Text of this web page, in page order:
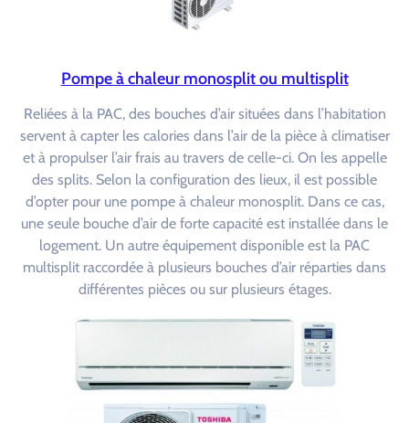
Pompe à chaleur monosplit ou multisplit
Reliées à la PAC, des bouches d’air situées dans l’habitation
servent à capter les calories dans l’air de la pièce à climatiser
et à propulser l’air frais au travers de celle-ci. On les appelle
des splits. Selon la configuration des lieux, il est possible
d’opter pour une pompe à chaleur monosplit. Dans ce cas,
une seule bouche d’air de forte capacité est installée dans le
logement. Un autre équipement disponible est la PAC
multisplit raccordée à plusieurs bouches d’air réparties dans
différentes pièces ou sur plusieurs étages.